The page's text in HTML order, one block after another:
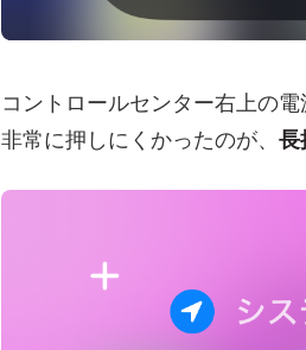
コントロールセンター右上の電
非常に押しにくかったのが、長